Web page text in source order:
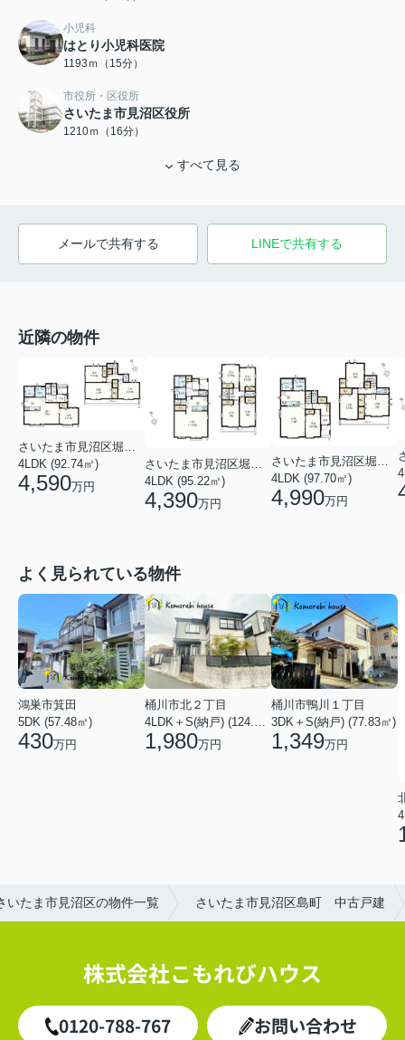
小児科
はとり小児科医院
1193ｍ（15分）
市役所・区役所
さいたま市見沼区役所
1210ｍ（16分）
すべて見る
メールで共有する LINEで共有する
近隣の物件
4LDK (92.74㎡)
4,590万円
4LDK (95.22㎡)
4,390万円
さいたま市見沼区堀崎町
4LDK (97.70㎡)
4,990万円
よく見られている物件
鴻巣市箕田
5DK (57.48㎡)
430万円
桶川市北２丁目
1,980万円
桶川市鴨川１丁目
3DK＋S(納戸) (77.83㎡)
1,349万円
いたま市見沼区の物件一覧 さいたま市見沼区島町 中古戸建
株式会社こもれびハウス
0120-788-767 お問い合わせ